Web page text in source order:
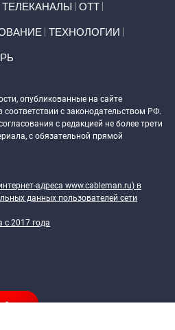
ТЕЛЕКАНАЛЫ ОТТ
ТЕХНОЛОГИИ
опубликованные на сайте
соответствии с законодательством РФ.
с редакцией не более трети
с обязательной прямой
адреса www.cableman.ru) в
данных пользователей сети
c 2017 года